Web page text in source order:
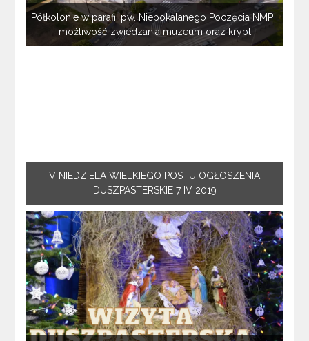
Półkolonie w parafii pw. Niepokalanego Poczęcia NMP i
możliwość zwiedzania muzeum oraz krypt
V NIEDZIELA WIELKIEGO POSTU OGŁOSZENIA
DUSZPASTERSKIE 7 IV 2019